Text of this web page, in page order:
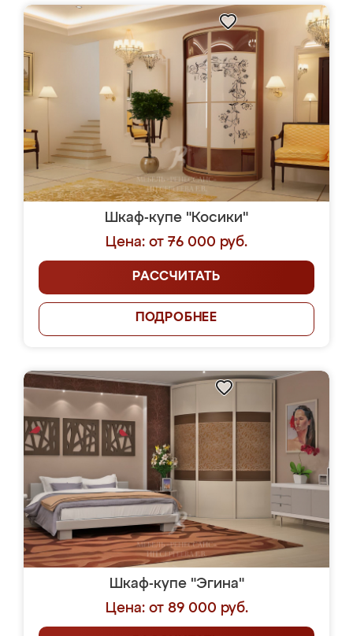
Шкаф-купе "Косики"
Цена: от 76 000 руб.
РАССЧИТАТЬ
ПОДРОБНЕЕ
Шкаф-купе "Эгина"
Цена: от 89 000 руб.